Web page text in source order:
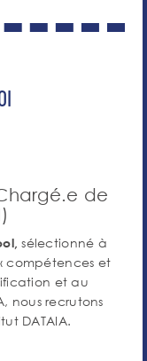
de
sélectionné à
compétences et
et au
nous recrutons
DATAIA.